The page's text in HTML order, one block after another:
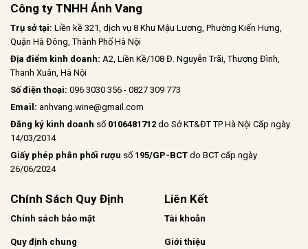
Công ty TNHH Ánh Vang
Trụ sở tại: Liền kề 321, dịch vụ 8 Khu Mậu Lương, Phường Kiến Hưng,
Quận Hà Đông, Thành Phố Hà Nội
Địa điểm kinh doanh: A2, Liền Kề/108 Đ. Nguyễn Trãi, Thượng Đình,
Thanh Xuân, Hà Nội
Số điện thoại: 096 3030 356 - 0827 309 773
Email: anhvang.wine@gmail.com
Đăng ký kinh doanh số 0106481712 do Sở KT&ĐT TP Hà Nội Cấp ngày
14/03/2014
Giấy phép phân phối rượu số 195/GP-BCT do BCT cấp ngày
26/06/2024
Chính Sách Quy Định
Chính sách bảo mật
Quy định chung
Liên Kết
Tài khoản
Giới thiệu